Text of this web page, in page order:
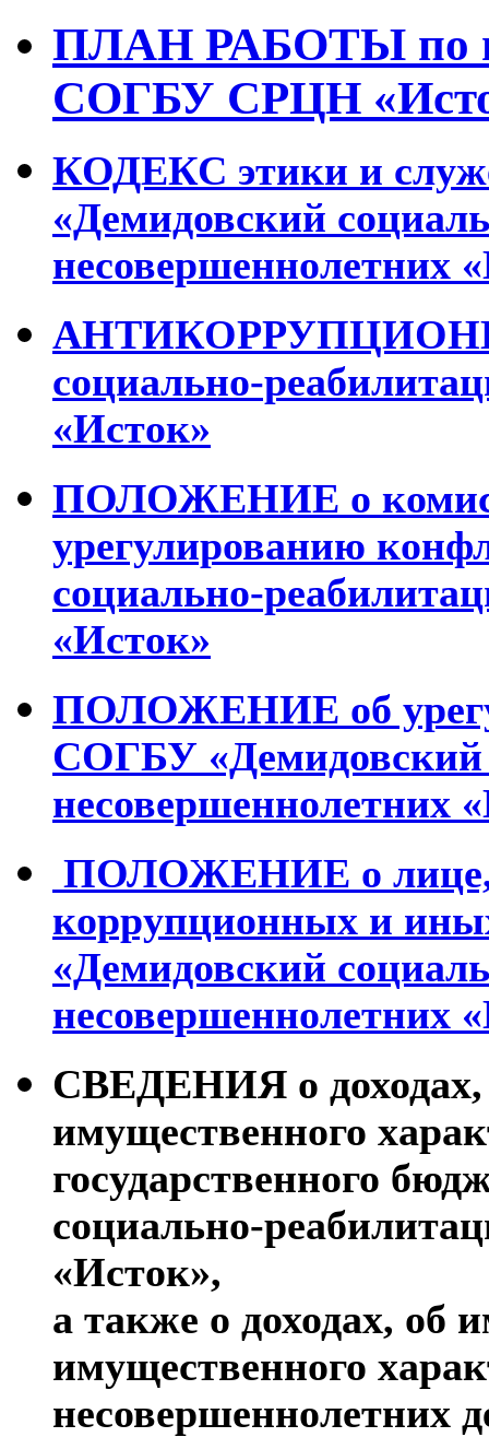
ПЛАН РАБОТЫ по
СОГБУ СРЦН
КОДЕКС этики и
«Демидовский
несовершеннолетних
социально-
«Исток»
ПОЛОЖЕНИЕ о
урегулированию
социально-
«Исток»
ПОЛОЖЕНИЕ об
СОГБУ «Демидовский
несовершеннолетних
ПОЛОЖЕНИЕ о
коррупционных и
«Демидовский
несовершеннолетних
СВЕДЕНИЯ о доходах,
имущественного
государственного
социально-
«Исток»,
а также о доходах, об
имущественного
несовершеннолетних